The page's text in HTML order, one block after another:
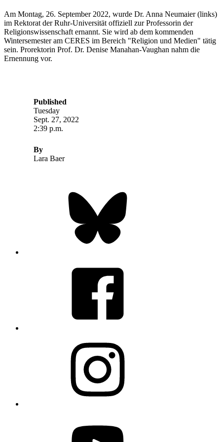
Am Montag, 26. September 2022, wurde Dr. Anna Neumaier (links)
im Rektorat der Ruhr-Universität offiziell zur Professorin der
Religionswissenschaft ernannt. Sie wird ab dem kommenden
Wintersemester am CERES im Bereich "Religion und Medien" tätig
sein. Prorektorin Prof. Dr. Denise Manahan-Vaughan nahm die
Ernennung vor.
Published
Tuesday
Sept. 27, 2022
2:39 p.m.
By
Lara Baer